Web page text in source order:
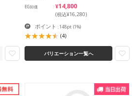
EG卸価 ¥14,800
(税込¥16,280)
ポイント : 148pt (1%)
(4)
バリエーション一覧へ